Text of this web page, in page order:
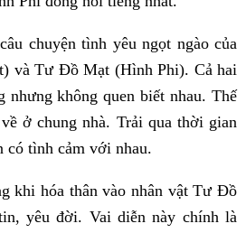
chuyện tình yêu ngọt ngào của
và Tư Đồ Mạt (Hình Phi). Cả hai
nhưng không quen biết nhau. Thế
ở chung nhà. Trải qua thời gian
có tình cảm với nhau.
khi hóa thân vào nhân vật Tư Đồ
yêu đời. Vai diễn này chính là